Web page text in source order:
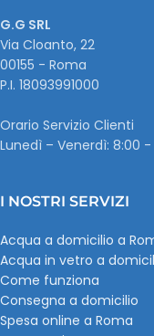
G.G SRL
Via Cloanto, 22
00155 - Roma
P.I. ‭18093991000
Orario Servizio Clienti
Lunedì – Venerdì: 8:00 -
I NOSTRI SERVIZI
Acqua a domicilio a
Acqua in vetro a
Come funziona
Consegna a domicilio
Spesa online a Roma